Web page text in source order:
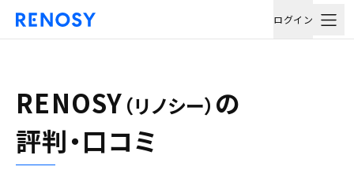
ログイン
RENOSY （リノシー） の
評判・口コミ